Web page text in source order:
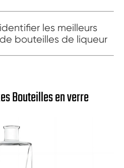
les meilleurs
bouteilles de liqueur
Bouteilles en verre